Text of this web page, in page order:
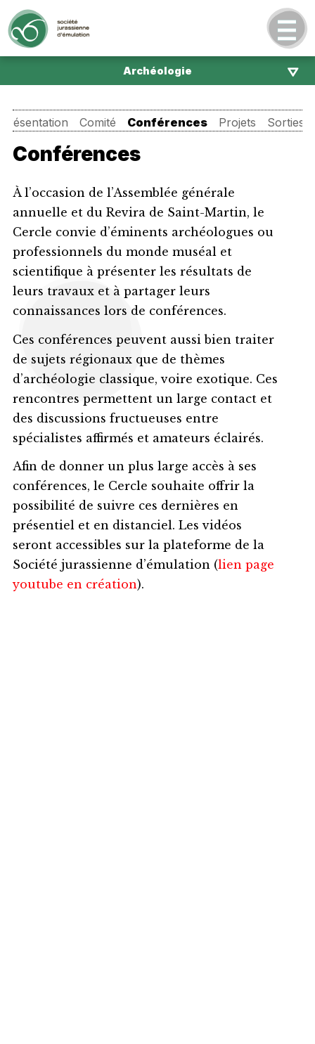
Archéologie
Présentation Comité Conférences Projets Sorties
Conférences
À l’occasion de l’Assemblée générale
annuelle et du Revira de Saint-Martin, le
Cercle convie d’éminents archéologues ou
professionnels du monde muséal et
scientifique à présenter les résultats de
leurs travaux et à partager leurs
connaissances lors de conférences.
Ces conférences peuvent aussi bien traiter
de sujets régionaux que de thèmes
d’archéologie classique, voire exotique. Ces
rencontres permettent un large contact et
des discussions fructueuses entre
spécialistes affirmés et amateurs éclairés.
Afin de donner un plus large accès à ses
conférences, le Cercle souhaite offrir la
possibilité de suivre ces dernières en
présentiel et en distanciel. Les vidéos
seront accessibles sur la plateforme de la
Société jurassienne d’émulation (lien page
youtube en création).